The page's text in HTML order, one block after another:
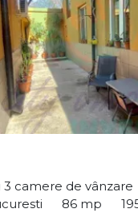
3 camere de vânzare
86 mp